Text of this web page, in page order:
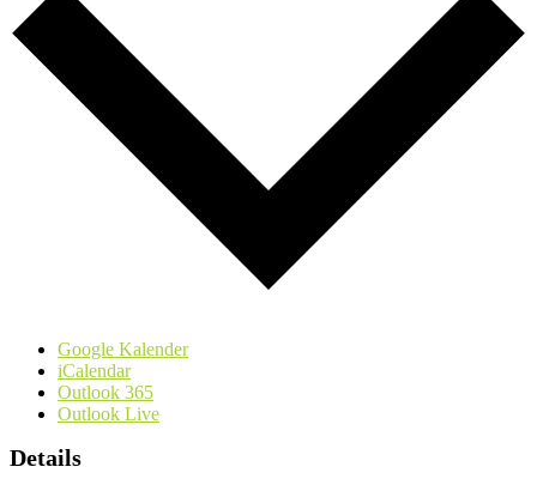
Google Kalender
iCalendar
Outlook 365
Outlook Live
Details